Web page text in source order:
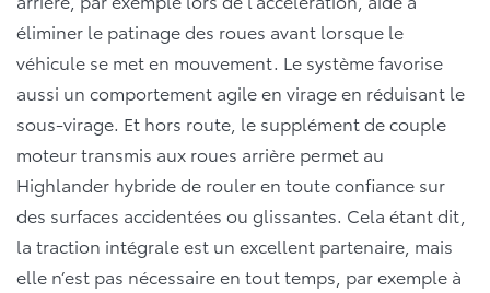
éliminer le patinage des roues avant lorsque le
véhicule se met en mouvement. Le système favorise
aussi un comportement agile en virage en réduisant le
sous-virage. Et hors route, le supplément de couple
moteur transmis aux roues arrière permet au
Highlander hybride de rouler en toute confiance sur
des surfaces accidentées ou glissantes. Cela étant dit,
la traction intégrale est un excellent partenaire, mais
elle n’est pas nécessaire en tout temps, par exemple à